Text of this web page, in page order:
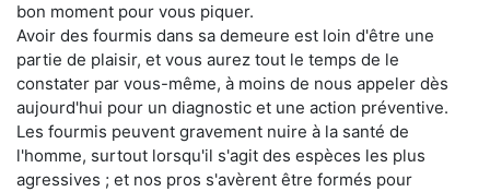
bon moment pour vous piquer.
Avoir des fourmis dans sa demeure est loin d'être une
partie de plaisir, et vous aurez tout le temps de le
constater par vous-même, à moins de nous appeler dès
aujourd'hui pour un diagnostic et une action préventive.
Les fourmis peuvent gravement nuire à la santé de
l'homme, surtout lorsqu'il s'agit des espèces les plus
agressives ; et nos pros s'avèrent être formés pour